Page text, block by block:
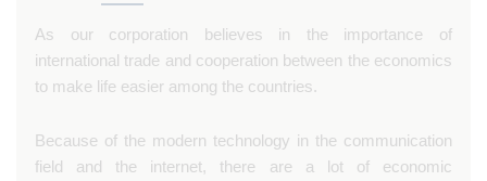
As our corporation believes in the importance of
international trade and cooperation between the economics
to make life easier among the countries.
Because of the modern technology in the communication
field and the internet, there are a lot of economic